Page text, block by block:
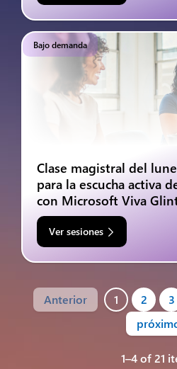
Bajo demanda
Clase magistral del
para la escucha activa
con Microsoft Viva
Ver sesiones
Anterior 1 2 3
1–4 of 21